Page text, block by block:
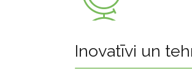
Inovatīvi un